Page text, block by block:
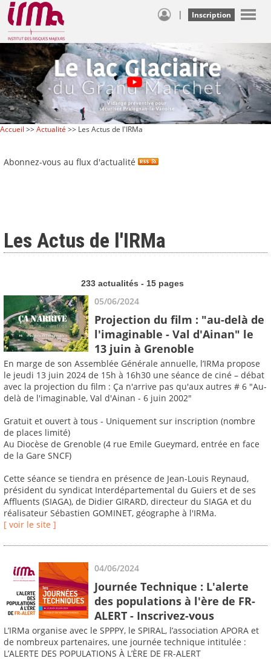
| Inscription
Accueil >>Actualité >> Les Actus de l'IRMa
Abonnez-vous au flux d'actualité
Les Actus de l'IRMa
233 actualités - 15 pages
05/06/2024
Projection du film : "au-delà de
l'imaginable - Val d'Ainan" le
13 juin à Grenoble
En marge de son Assemblée Générale annuelle, l’IRMa propose
le jeudi 13 juin 2024 de 15h à 16h30 une séance de ciné – débat
avec la projection du film : Ça n'arrive pas qu'aux autres # 6 "Au-
delà de l'imaginable, Val d'Ainan - 6 juin 2002"
Gratuit et ouvert à tous - Uniquement sur inscription (nombre
de places limité)
Au Diocèse de Grenoble (4 rue Emile Gueymard, entrée en face
de la Gare SNCF)
Cette séance se tiendra en présence de Jean-Louis Reynaud,
président du syndicat Interdépartemental du Guiers et de ses
Affluents (SIAGA), de Didier GIRARD, directeur du SIAGA et du
réalisateur Sébastien GOMINET, géographe à l'IRMa.
[ voir le site ]
04/06/2024
Journée Technique : L'alerte
des populations à l'ère de FR-
ALERT - Inscrivez-vous
L’IRMa organise avec le SPPPY, le SPIRAL, l’association APORA et
de nombreux partenaires, une journée technique intitulée :
L’ALERTE DES POPULATIONS À L’ÈRE DE FR-ALERT